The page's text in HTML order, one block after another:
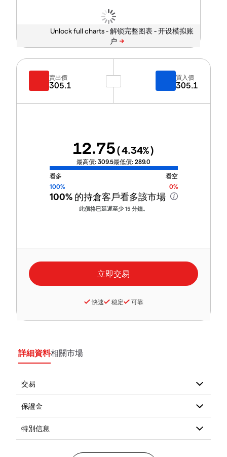
Unlock full charts -
賣出價
305.1
買入價
305.1
12.75(4.34%)
最高價: 309.5最低價: 289.0
看多
看空
100%
0%
100%的持倉客戶看多該市場
此價格已延遲至少 15 分鐘。
快速 稳定 可靠
詳細資料相關市場